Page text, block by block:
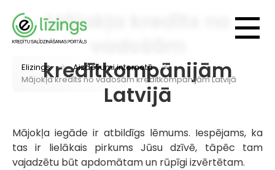
Elizings
Aizdevumi internetā
Mājokļa kredīts no vadošām kredītkompānijām Latvijā
Mājokļa kredīts no
kredītkompānijām
Latvijā
Mājokļa iegāde ir atbildīgs lēmums. Iespējams, ka
tas ir lielākais pirkums Jūsu dzīvē, tāpēc tam
vajadzētu būt apdomātam un rūpīgi izvērtētam.